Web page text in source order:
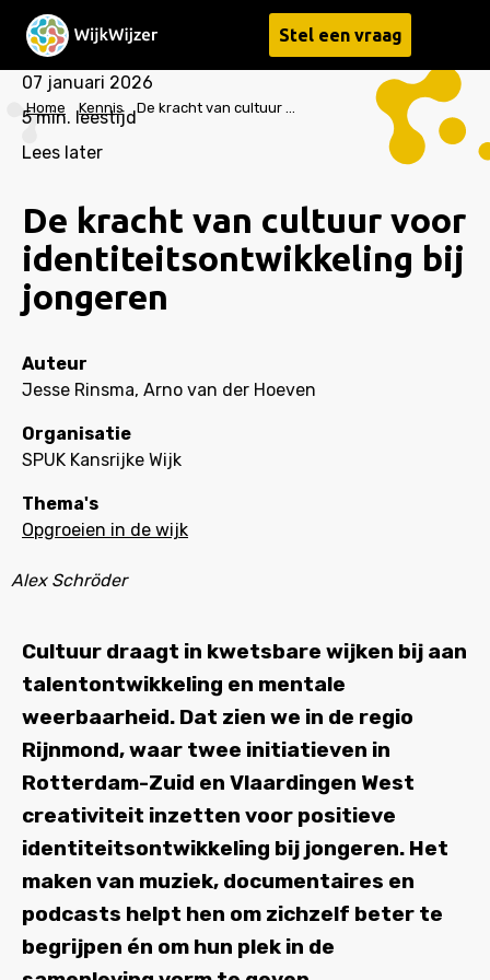
Stel een vraag
Home Kennis De kracht van cultuur voor identiteitsontwikkeling bij jongeren
07 januari 2026
5 min. leestijd
Lees later
De kracht van cultuur voor
identiteitsontwikkeling bij
jongeren
Auteur
Jesse Rinsma, Arno van der Hoeven
Organisatie
SPUK Kansrijke Wijk
Thema's
Opgroeien in de wijk
Alex Schröder
Cultuur draagt in kwetsbare wijken bij aan
talentontwikkeling en mentale
weerbaarheid. Dat zien we in de regio
Rijnmond, waar twee initiatieven in
Rotterdam-Zuid en Vlaardingen West
creativiteit inzetten voor positieve
identiteitsontwikkeling bij jongeren. Het
maken van muziek, documentaires en
podcasts helpt hen om zichzelf beter te
begrijpen én om hun plek in de